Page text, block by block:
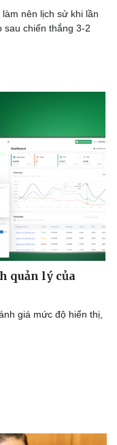
nên lịch sử khi lần
sau chiến thắng 3-2
quản lý của
giá mức độ hiển thị,